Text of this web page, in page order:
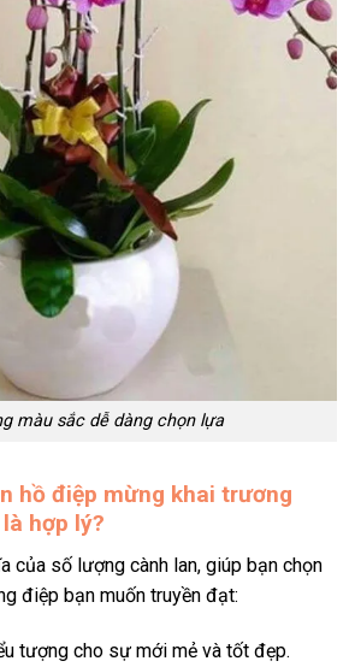
màu sắc dễ dàng chọn lựa
hồ điệp mừng khai trương
hợp lý?
của số lượng cành lan, giúp bạn chọn
điệp bạn muốn truyền đạt:
tượng cho sự mới mẻ và tốt đẹp.